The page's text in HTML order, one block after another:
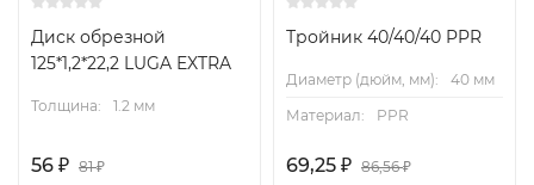
Диск обрезной
125*1,2*22,2 LUGA EXTRA
Толщина: 1.2 мм
56 ₽ 81₽
Тройник 40/40/40 PPR
Диаметр (дюйм, мм):
40 мм
Материал:
PPR
69,25 ₽ 86,56₽